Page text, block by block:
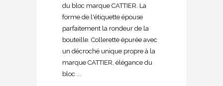
du bloc marque CATTIER. La
forme de l'étiquette épouse
parfaitement la rondeur de la
bouteille. Collerette épurée avec
un décroché unique propre à la
marque CATTIER, élégance du
bloc ...